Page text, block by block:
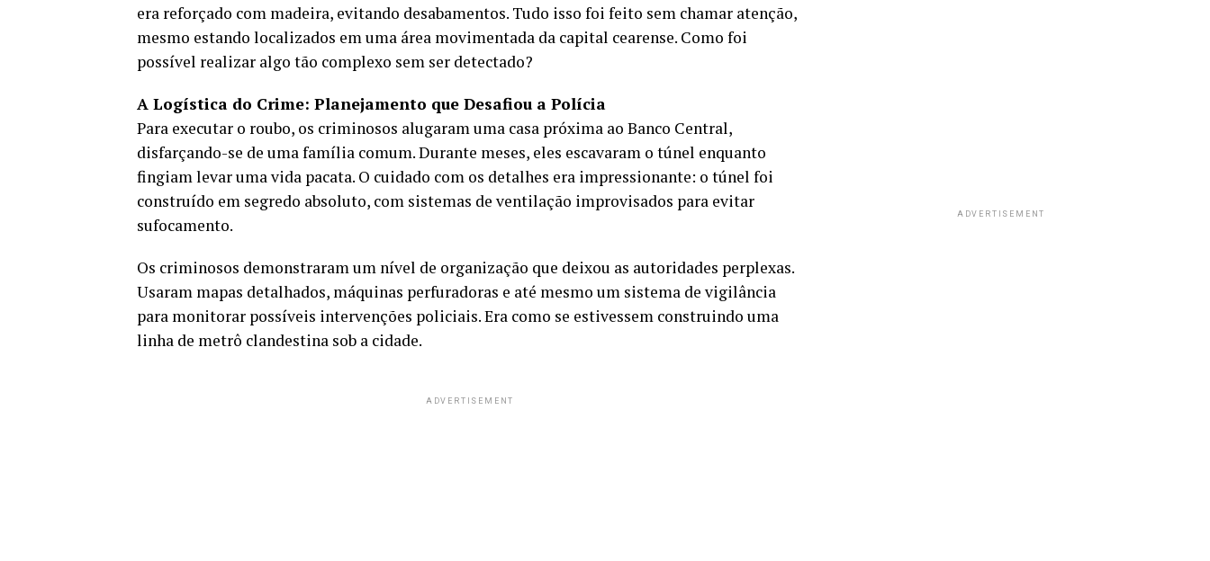
era reforçado com madeira, evitando desabamentos. Tudo isso foi feito sem chamar atenção,
mesmo estando localizados em uma área movimentada da capital cearense. Como foi
possível realizar algo tão complexo sem ser detectado?
A Logística do Crime: Planejamento que Desafiou a Polícia
Para executar o roubo, os criminosos alugaram uma casa próxima ao Banco Central,
disfarçando-se de uma família comum. Durante meses, eles escavaram o túnel enquanto
fingiam levar uma vida pacata. O cuidado com os detalhes era impressionante: o túnel foi
construído em segredo absoluto, com sistemas de ventilação improvisados para evitar
sufocamento.
Os criminosos demonstraram um nível de organização que deixou as autoridades perplexas.
Usaram mapas detalhados, máquinas perfuradoras e até mesmo um sistema de vigilância
para monitorar possíveis intervenções policiais. Era como se estivessem construindo uma
linha de metrô clandestina sob a cidade.
ADVERTISEMENT
ADVERTISEMENT